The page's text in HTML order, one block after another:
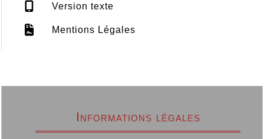
Version texte
Mentions Légales
Informations légales